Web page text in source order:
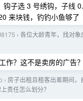
钩子选 3 号绣钩，子线
来块钱，钓钓小鱼够了
› 各位大龄青年，找对象
作？这不是卖房的广告？
› 房子出租且租客出差期间，
责任怎么划分？